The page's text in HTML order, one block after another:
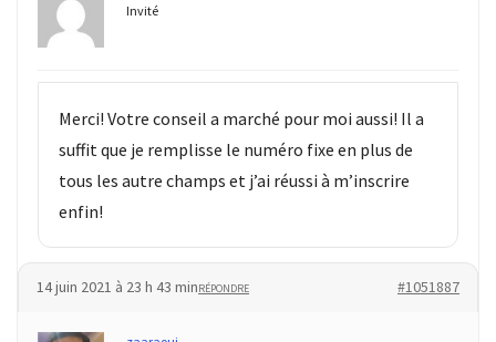
Invité
Merci! Votre conseil a marché pour moi aussi! Il a
suffit que je remplisse le numéro fixe en plus de
tous les autre champs et j’ai réussi à m’inscrire
enfin!
14 juin 2021 à 23 h 43 min #1051887
RÉPONDRE